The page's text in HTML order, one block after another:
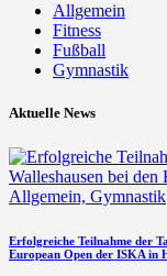
Allgemein
Fitness
Fußball
Gymnastik
Aktuelle News
Allgemein, Gymnastik
Erfolgreiche Teilnahme der
European Open der ISKA in